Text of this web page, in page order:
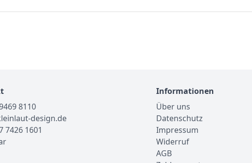
8110
design.de
7426 1601
Informationen
Über uns
Datenschutz
Impressum
Widerruf
AGB